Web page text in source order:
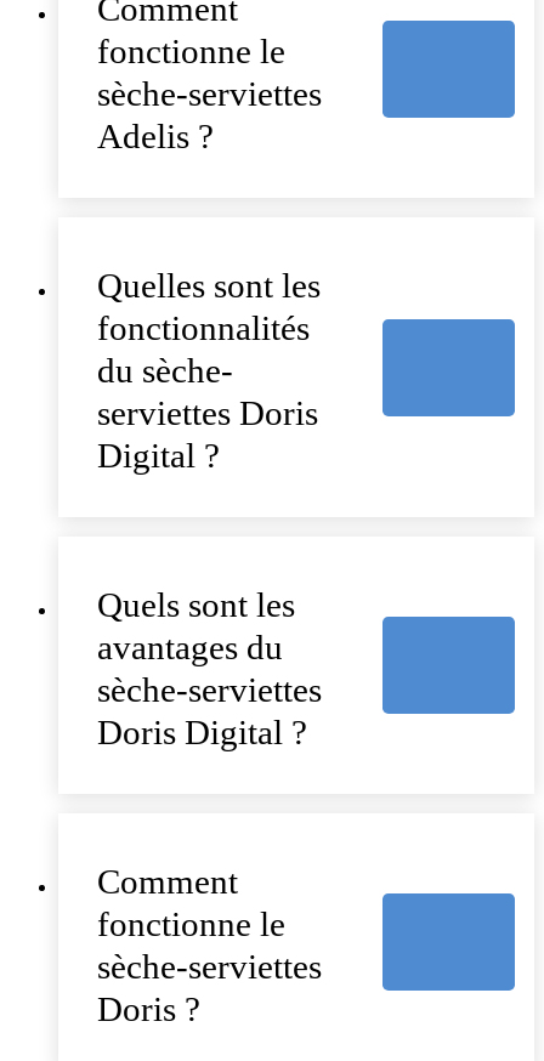
Comment
fonctionne le
sèche-serviettes
Adelis ?
Quelles sont les
fonctionnalités
du sèche-
serviettes Doris
Digital ?
Quels sont les
avantages du
sèche-serviettes
Doris Digital ?
Comment
fonctionne le
sèche-serviettes
Doris ?